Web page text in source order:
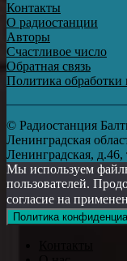
Контакты
О радиостанции
Авторы
Счастливое число
Обратная связь
Политика
© Радиостанция
Ленинградская
Ленинградская,
Мы используем
пользователей.
согласие на
Политика